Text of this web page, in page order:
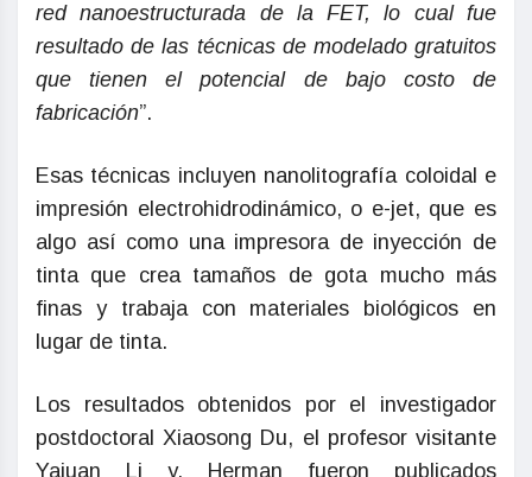
red nanoestructurada de la FET, lo cual fue
resultado de las técnicas de modelado gratuitos
que tienen el potencial de bajo costo de
fabricación”.
Esas técnicas incluyen nanolitografía coloidal e
impresión electrohidrodinámico, o e-jet, que es
algo así como una impresora de inyección de
tinta que crea tamaños de gota mucho más
finas y trabaja con materiales biológicos en
lugar de tinta.
Los resultados obtenidos por el investigador
postdoctoral Xiaosong Du, el profesor visitante
Yajuan Li y, Herman fueron publicados